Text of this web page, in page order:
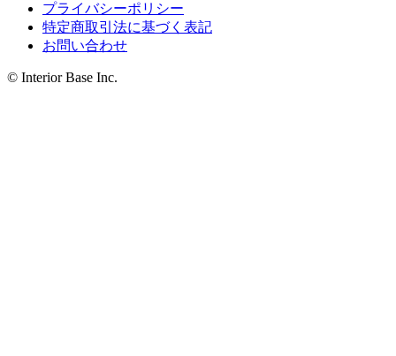
プライバシーポリシー
特定商取引法に基づく表記
お問い合わせ
© Interior Base Inc.